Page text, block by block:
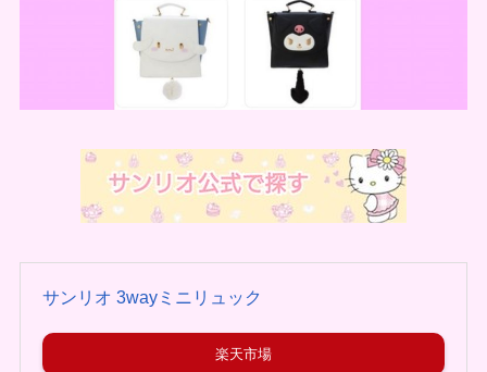
サンリオ 3wayミニリュック
楽天市場